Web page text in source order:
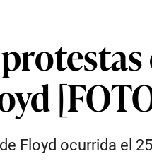
Floyd ocurrida el